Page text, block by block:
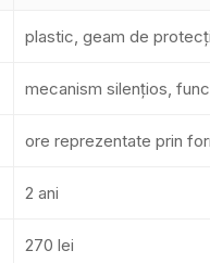
plastic, geam de
mecanism silențios,
ore reprezentate prin
2 ani
270 lei